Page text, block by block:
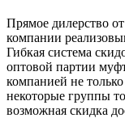
Прямое дилерство
компании
Гибкая система
оптовой партии
компанией не
некоторые группы
возможная скидка